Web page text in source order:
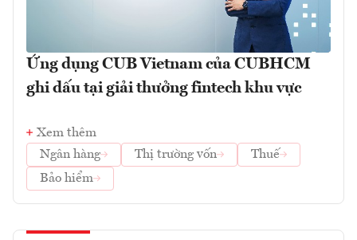
Ứng dụng CUB Vietnam của CUBHCM
ghi dấu tại giải thưởng fintech khu vực
Xem thêm
Ngân hàng
Thị trường vốn
Thuế
Bảo hiểm